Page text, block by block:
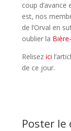
coup
est, nos
de l’Orval en
oublier la
Relisez ici
de ce jour.
Poster le